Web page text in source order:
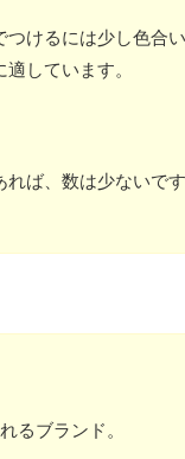
けるには少し色合
しています。
ば、数は少ないで
るブランド。